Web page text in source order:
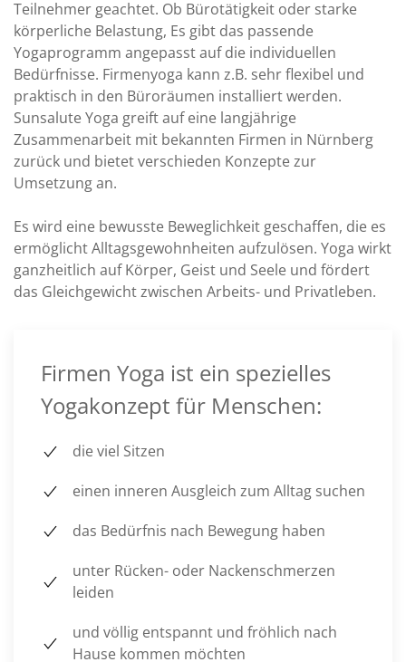
Teilnehmer geachtet. Ob Bürotätigkeit oder starke
körperliche Belastung, Es gibt das passende
Yogaprogramm angepasst auf die individuellen
Bedürfnisse. Firmenyoga kann z.B. sehr flexibel und
praktisch in den Büroräumen installiert werden.
Sunsalute Yoga greift auf eine langjährige
Zusammenarbeit mit bekannten Firmen in Nürnberg
zurück und bietet verschieden Konzepte zur
Umsetzung an.
Es wird eine bewusste Beweglichkeit geschaffen, die es
ermöglicht Alltagsgewohnheiten aufzulösen. Yoga wirkt
ganzheitlich auf Körper, Geist und Seele und fördert
das Gleichgewicht zwischen Arbeits- und Privatleben.
Firmen Yoga ist ein spezielles
Yogakonzept für Menschen:
die viel Sitzen
einen inneren Ausgleich zum Alltag suchen
das Bedürfnis nach Bewegung haben
unter Rücken- oder Nackenschmerzen
leiden
und völlig entspannt und fröhlich nach
Hause kommen möchten